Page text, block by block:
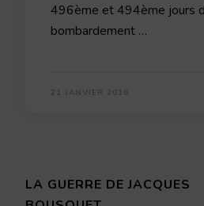
496ème et 494ème jours
bombardement …
LA GUERRE DE JACQUES